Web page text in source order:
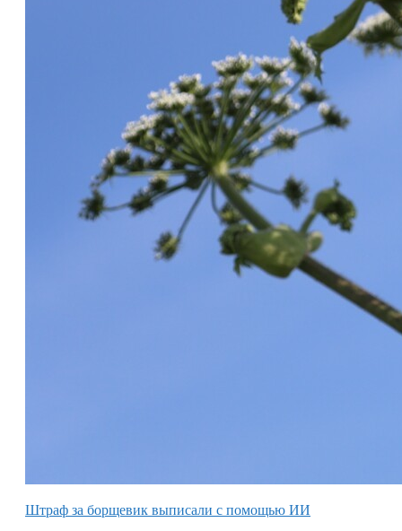
Штраф за борщевик выписали с помощью ИИ